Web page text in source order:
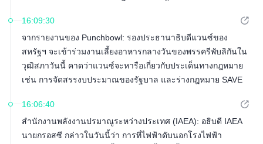
16:09:30
จากรายงานของ Punchbowl: รองประธานาธิบดีแวนซ์ของ
สหรัฐฯ จะเข้าร่วมงานเลี้ยงอาหารกลางวันของพรรครีพับลิกันใน
วุฒิสภาวันนี้ คาดว่าแวนซ์จะหารือเกี่ยวกับประเด็นทางกฎหมาย
เช่น การจัดสรรงบประมาณของรัฐบาล และร่างกฎหมาย SAVE
16:06:40
สำนักงานพลังงานปรมาณูระหว่างประเทศ (IAEA): อธิบดี IAEA
นายกรอสซี กล่าวในวันนี้ว่า การที่ไฟฟ้าดับนอกโรงไฟฟ้า